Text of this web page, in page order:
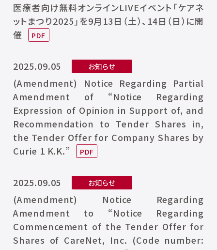
医療者向け無料オンラインLIVEイベント「ケアネ
ットまつり2025」を9⽉13⽇（⼟）、14⽇（⽇）に開
催
2025.09.05 お知らせ
(Amendment) Notice Regarding Partial
Amendment of “Notice Regarding
Expression of Opinion in Support of, and
Recommendation to Tender Shares in,
the Tender Offer for Company Shares by
Curie 1 K.K.”
2025.09.05 お知らせ
(Amendment) Notice Regarding
Amendment to “Notice Regarding
Commencement of the Tender Offer for
Shares of CareNet, Inc. (Code number: